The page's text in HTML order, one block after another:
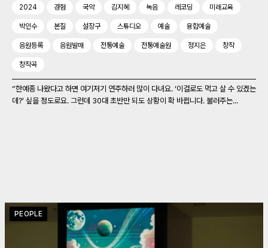
2024 경험 국악 김지혜 녹음 레코딩 미래교육
박인수 본질 설장구 스튜디오 예술 융합예술
음원등록 음원발매 전통예술 전통예술원 정지은 창작
창작곡
“한예종 나왔다고 하면 여기저기 연주하러 많이 다녀요. ‘이걸로도 먹고 살 수 있겠는
데?’ 싶을 정도로요. 그런데 30대 초반만 되도 상황이 확 바뀝니다. 불러주는...
PEOPLE